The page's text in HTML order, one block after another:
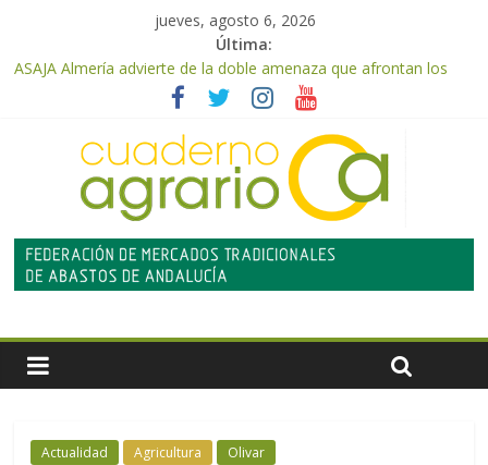
jueves, agosto 6, 2026
Última:
ASAJA Almería advierte de la doble amenaza que afrontan los
cítricos: la clorosis y la caída de los precios
ASAJA Almería: las primeras recolecciones de almendra
confirman una cosecha desigual marcada por las inclemencias
meteorológicas y la incertidumbre en los precios
El Ministerio de Agricultura, Pesca y Alimentación autoriza el
pago de 85 millones adicionales de ayudas de la PAC de
remanentes disponibles
VÍDEO: Promoción y difusión de los valores de los alimentos de
origen cooperativo en escuelas de hostelería
oliva para la próxima campaña
Actualidad Agricultura Olivar